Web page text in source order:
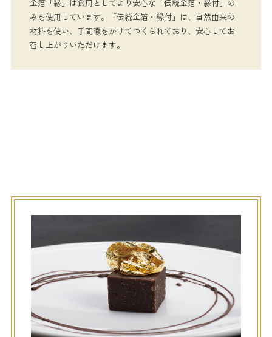
金箔「縁」は食用としてより安心な「伝統金箔・縁付」の
みを使用しています。「伝統金箔・縁付」は、自然由来の
材料を使い、手間暇をかけてつくられており、安心してお
召し上がりいただけます。